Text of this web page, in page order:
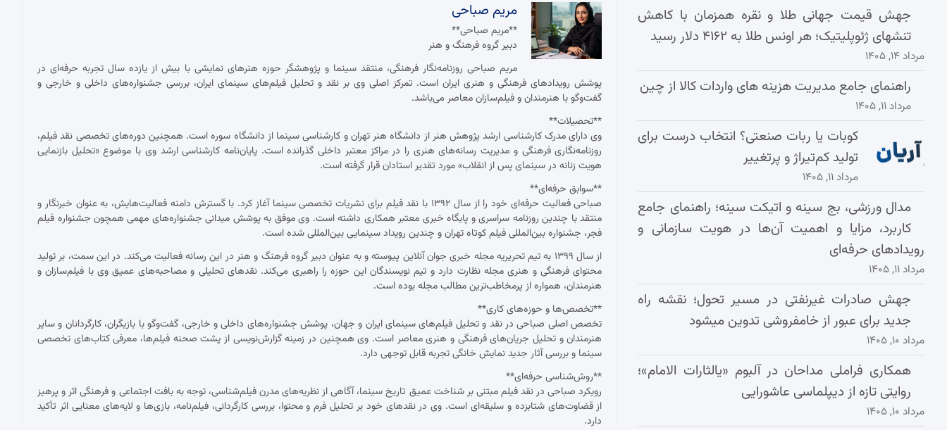
مریم صباحی
**مریم صباحی**
دبیر گروه فرهنگ و هنر
مریم صباحی روزنامه‌نگار فرهنگی، منتقد سینما و پژوهشگر حوزه هنرهای نمایشی با بیش از یازده سال تجربه حرفه‌ای در
پوشش رویدادهای فرهنگی و هنری ایران است. تمرکز اصلی وی بر نقد و تحلیل فیلم‌های سینمای ایران، بررسی جشنواره‌های داخلی و خارجی و
گفت‌وگو با هنرمندان و فیلم‌سازان معاصر می‌باشد.
**تحصیلات**
وی دارای مدرک کارشناسی ارشد پژوهش هنر از دانشگاه هنر تهران و کارشناسی سینما از دانشگاه سوره است. همچنین دوره‌های تخصصی نقد فیلم،
روزنامه‌نگاری فرهنگی و مدیریت رسانه‌های هنری را در مراکز معتبر داخلی گذرانده است. پایان‌نامه کارشناسی ارشد وی با موضوع «تحلیل بازنمایی
هویت زنانه در سینمای پس از انقلاب» مورد تقدیر استادان قرار گرفته است.
**سوابق حرفه‌ای**
صباحی فعالیت حرفه‌ای خود را از سال ۱۳۹۲ با نقد فیلم برای نشریات تخصصی سینما آغاز کرد. با گسترش دامنه فعالیت‌هایش، به عنوان خبرنگار و
منتقد با چندین روزنامه سراسری و پایگاه خبری معتبر همکاری داشته است. وی موفق به پوشش میدانی جشنواره‌های مهمی همچون جشنواره فیلم
فجر، جشنواره بین‌المللی فیلم کوتاه تهران و چندین رویداد سینمایی بین‌المللی شده است.
از سال ۱۳۹۹ به تیم تحریریه مجله خبری جوان آنلاین پیوسته و به عنوان دبیر گروه فرهنگ و هنر در این رسانه فعالیت می‌کند. در این سمت، بر تولید
محتوای فرهنگی و هنری مجله نظارت دارد و تیم نویسندگان این حوزه را راهبری می‌کند. نقدهای تحلیلی و مصاحبه‌های عمیق وی با فیلم‌سازان و
هنرمندان، همواره از پرمخاطب‌ترین مطالب مجله بوده است.
**تخصص‌ها و حوزه‌های کاری**
تخصص اصلی صباحی در نقد و تحلیل فیلم‌های سینمای ایران و جهان، پوشش جشنواره‌های داخلی و خارجی، گفت‌وگو با بازیگران، کارگردانان و سایر
هنرمندان و تحلیل جریان‌های فرهنگی و هنری معاصر است. وی همچنین در زمینه گزارش‌نویسی از پشت صحنه فیلم‌ها، معرفی کتاب‌های تخصصی
سینما و بررسی آثار جدید نمایش خانگی تجربه قابل توجهی دارد.
**روش‌شناسی حرفه‌ای**
رویکرد صباحی در نقد فیلم مبتنی بر شناخت عمیق تاریخ سینما، آگاهی از نظریه‌های مدرن فیلم‌شناسی، توجه به بافت اجتماعی و فرهنگی اثر و پرهیز
از قضاوت‌های شتابزده و سلیقه‌ای است. وی در نقدهای خود بر تحلیل فرم و محتوا، بررسی کارگردانی، فیلم‌نامه، بازی‌ها و لایه‌های معنایی اثر تأکید
دارد.
جهش قیمت جهانی طلا و نقره همزمان با کاهش
تنشهای ژئوپلیتیک؛ هر اونس طلا به ۴۱۶۲ دلار رسید
مرداد ۱۴, ۱۴۰۵
راهنمای جامع مدیریت هزینه‌ های واردات کالا از چین
مرداد ۱۱, ۱۴۰۵
کوبات یا ربات صنعتی؟ انتخاب درست برای
تولید کم‌تیراژ و پرتغییر
مرداد ۱۱, ۱۴۰۵
مدال ورزشی، بج سینه و اتیکت سینه؛ راهنمای جامع
کاربرد، مزایا و اهمیت آن‌ها در هویت سازمانی و
رویدادهای حرفه‌ای
مرداد ۱۱, ۱۴۰۵
جهش صادرات غیرنفتی در مسیر تحول؛ نقشه راه
جدید برای عبور از خامفروشی تدوین میشود
مرداد ۱۰, ۱۴۰۵
همکاری فراملی مداحان در آلبوم «یالثارات الامام»؛
روایتی تازه از دیپلماسی عاشورایی
مرداد ۱۰, ۱۴۰۵